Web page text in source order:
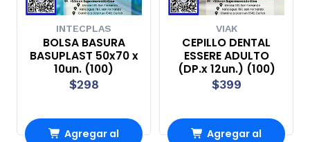
INTECPLAS
BOLSA BASURA
BASUPLAST 50x70 x
10un. (100)
$298
Agregar al
VIAK
CEPILLO DENTAL
ESSERE ADULTO
(DP.x 12un.) (100)
$399
Agregar al